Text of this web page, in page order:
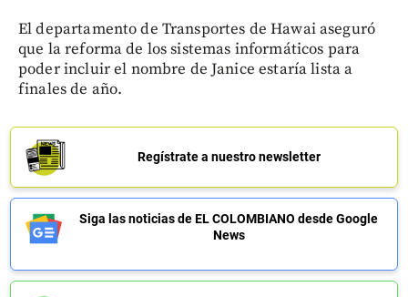
El departamento de Transportes de Hawai aseguró
que la reforma de los sistemas informáticos para
poder incluir el nombre de Janice estaría lista a
finales de año.
Regístrate a nuestro newsletter
Siga las noticias de EL COLOMBIANO desde Google
News